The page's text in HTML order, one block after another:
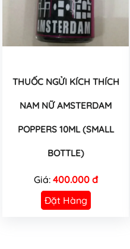
THUỐC NGỬI KÍCH THÍCH
NAM NỮ AMSTERDAM
POPPERS 10ML (SMALL
BOTTLE)
Giá: 400.000 đ
Đặt Hàng